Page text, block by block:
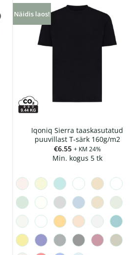
Näidis laos!
Iqoniq Sierra taaskasutatud
puuvillast T-särk 160g/m2
€6.55 + KM 24%
Min. kogus 5 tk